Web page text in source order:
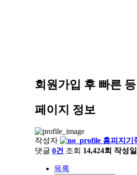
회원가입 후 빠른
페이지 정보
작성자 홈피지기
댓글 0건 조회 14,424회 작성일
목록